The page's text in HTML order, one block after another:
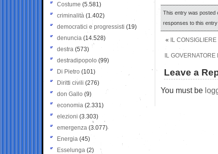
This entry was posted
responses to this
« IL
IL
Leave a
You must be
Costume (5.581)
criminalità (1.402)
democratici e progressisti (19)
denuncia (14.528)
destra (573)
destradipopolo (99)
Di Pietro (101)
Diritti civili (276)
don Gallo (9)
economia (2.331)
elezioni (3.303)
emergenza (3.077)
Energia (45)
Esselunga (2)